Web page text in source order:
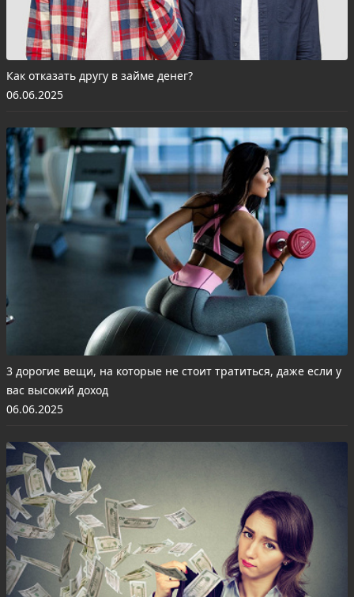
Как отказать другу в займе денег?
06.06.2025
3 дорогие вещи, на которые не стоит тратиться, даже если у
вас высокий доход
06.06.2025